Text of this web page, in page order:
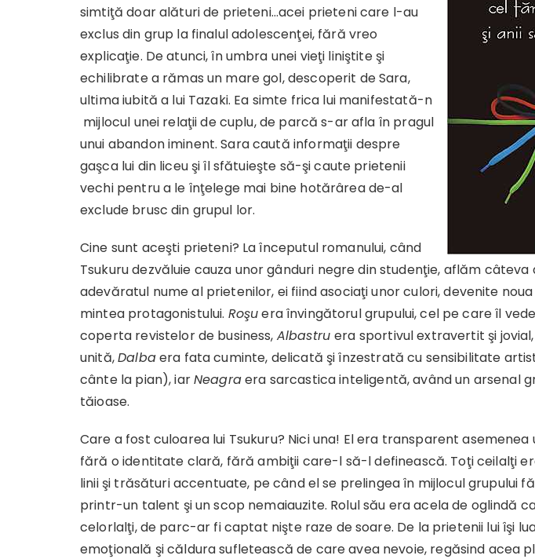
simtiţă doar alături de prieteni…acei prieteni care l-au
exclus din grup la finalul adolescenţei, fără vreo
explicaţie. De atunci, în umbra unei vieţi liniştite şi
echilibrate a rămas un mare gol, descoperit de Sara,
ultima iubită a lui Tazaki. Ea simte frica lui manifestată-n
mijlocul unei relaţii de cuplu, de parcă s-ar afla în pragul
unui abandon iminent. Sara caută informaţii despre
gaşca lui din liceu şi îl sfătuieşte să-şi caute prietenii
vechi pentru a le înţelege mai bine hotărârea de-al
exclude brusc din grupul lor.
Cine sunt aceşti prieteni? La începutul romanului, când
Tsukuru dezvăluie cauza unor gânduri negre din studenţie, aflăm câteva
adevăratul nume al prietenilor, ei fiind asociaţi unor culori, devenite
mintea protagonistului. Roşuera învingătorul grupului, cel pe care îl
coperta revistelor de business, Albastruera sportivul extravertit şi
unită,Dalbaera fata cuminte, delicată şi înzestrată cu sensibilitate
cânte la pian), iarNeagraera sarcastica inteligentă, având un arsenal
tăioase.
Care a fost culoarea lui Tsukuru? Nici una! El era transparent
fără o identitate clară, fără ambiţii care-l să-l definească. Toţi ceilalţi
linii şi trăsături accentuate, pe când el se prelingea în mijlocul grupului
printr-un talent şi un scop nemaiauzite. Rolul său era acela de oglindă
celorlalţi, de parc-ar fi captat nişte raze de soare. De la prietenii lui îşi
emoţională şi căldura sufletească de care avea nevoie, regăsind acea